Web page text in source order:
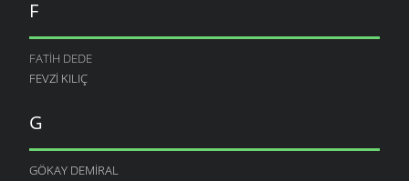
F
FATIH DEDE
FEVZI KILIÇ
G
GÖKAY DEMIRAL